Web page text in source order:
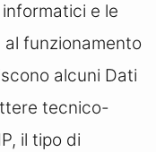
e le
funzionamento
alcuni Dati
tecnico-
il tipo di